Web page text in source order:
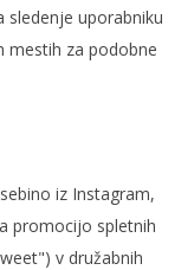
sledenje uporabniku
mestih za podobne
iz Instagram,
promocijo spletnih
v družabnih